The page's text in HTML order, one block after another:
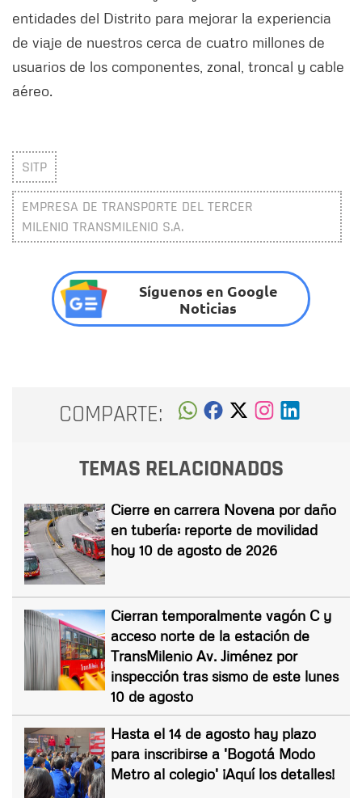
entidades del Distrito para mejorar la experiencia
de viaje de nuestros cerca de cuatro millones de
usuarios de los componentes, zonal, troncal y cable
aéreo.
SITP
EMPRESA DE TRANSPORTE DEL TERCER
MILENIO TRANSMILENIO S.A.
Síguenos en Google
Noticias
COMPARTE:
TEMAS RELACIONADOS
Cierre en carrera Novena por daño
en tubería: reporte de movilidad
hoy 10 de agosto de 2026
Cierran temporalmente vagón C y
acceso norte de la estación de
TransMilenio Av. Jiménez por
inspección tras sismo de este lunes
10 de agosto
Hasta el 14 de agosto hay plazo
para inscribirse a 'Bogotá Modo
Metro al colegio' ¡Aquí los detalles!